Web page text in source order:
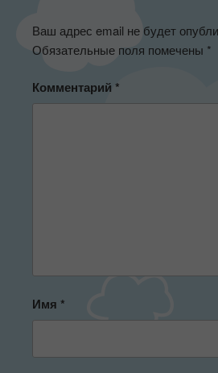
Ваш адрес email не будет
Обязательные поля помечены *
Комментарий *
Имя *